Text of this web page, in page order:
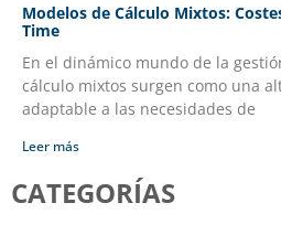
Modelos de Cálculo Mixtos:
Time
En el dinámico mundo de la
cálculo mixtos surgen como una
adaptable a las necesidades de
Leer más
CATEGORÍAS